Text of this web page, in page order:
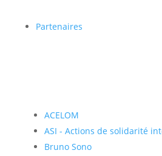
Partenaires
ACELOM
ASI - Actions de solidarité
Bruno Sono